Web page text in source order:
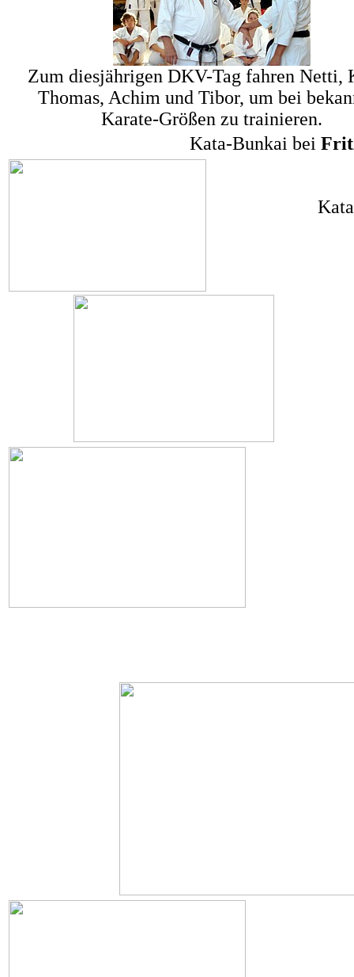
Zum diesjährigen DKV-Tag fahren Netti,
Thomas, Achim und Tibor, um bei
Karate-Größen zu trainieren.
Kata-Bunkai bei